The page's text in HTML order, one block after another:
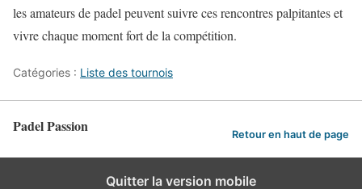
les amateurs de padel peuvent suivre ces rencontres palpitantes et
vivre chaque moment fort de la compétition.
Catégories : Liste des tournois
Padel Passion Retour en haut de page
Quitter la version mobile